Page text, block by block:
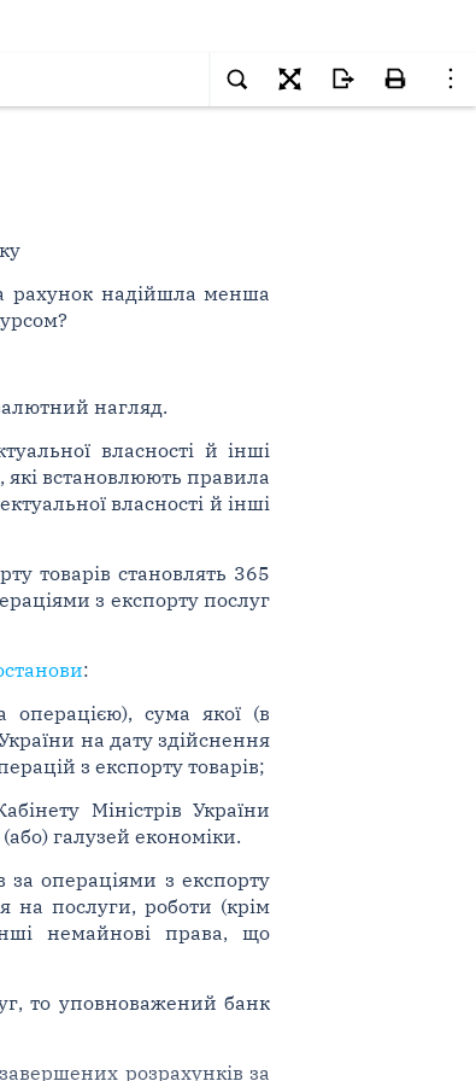
рахунок надійшла менша
нагляд.
власності й інші
встановлюють правила
власності й інші
товарів становлять 365
з експорту послуг
:
сума якої (в
на дату здійснення
з експорту товарів;
Міністрів України
галузей економіки.
за операціями з експорту
на послуги, роботи (крім
немайнові права, що
то уповноважений банк
розрахунків за